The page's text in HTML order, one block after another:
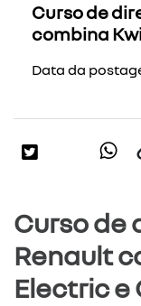
Curso de
combina
Data da
Curso de
Renault
Electric e